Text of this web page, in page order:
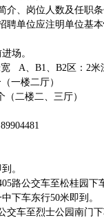
介、岗位人数及任职
单位应注明单位基
场。
A、B1、B2区：2米
一楼二厅）
二楼二、三厅）
。
路公交车至松桂园下
下车东行50米即到。
交车至烈士公园南门